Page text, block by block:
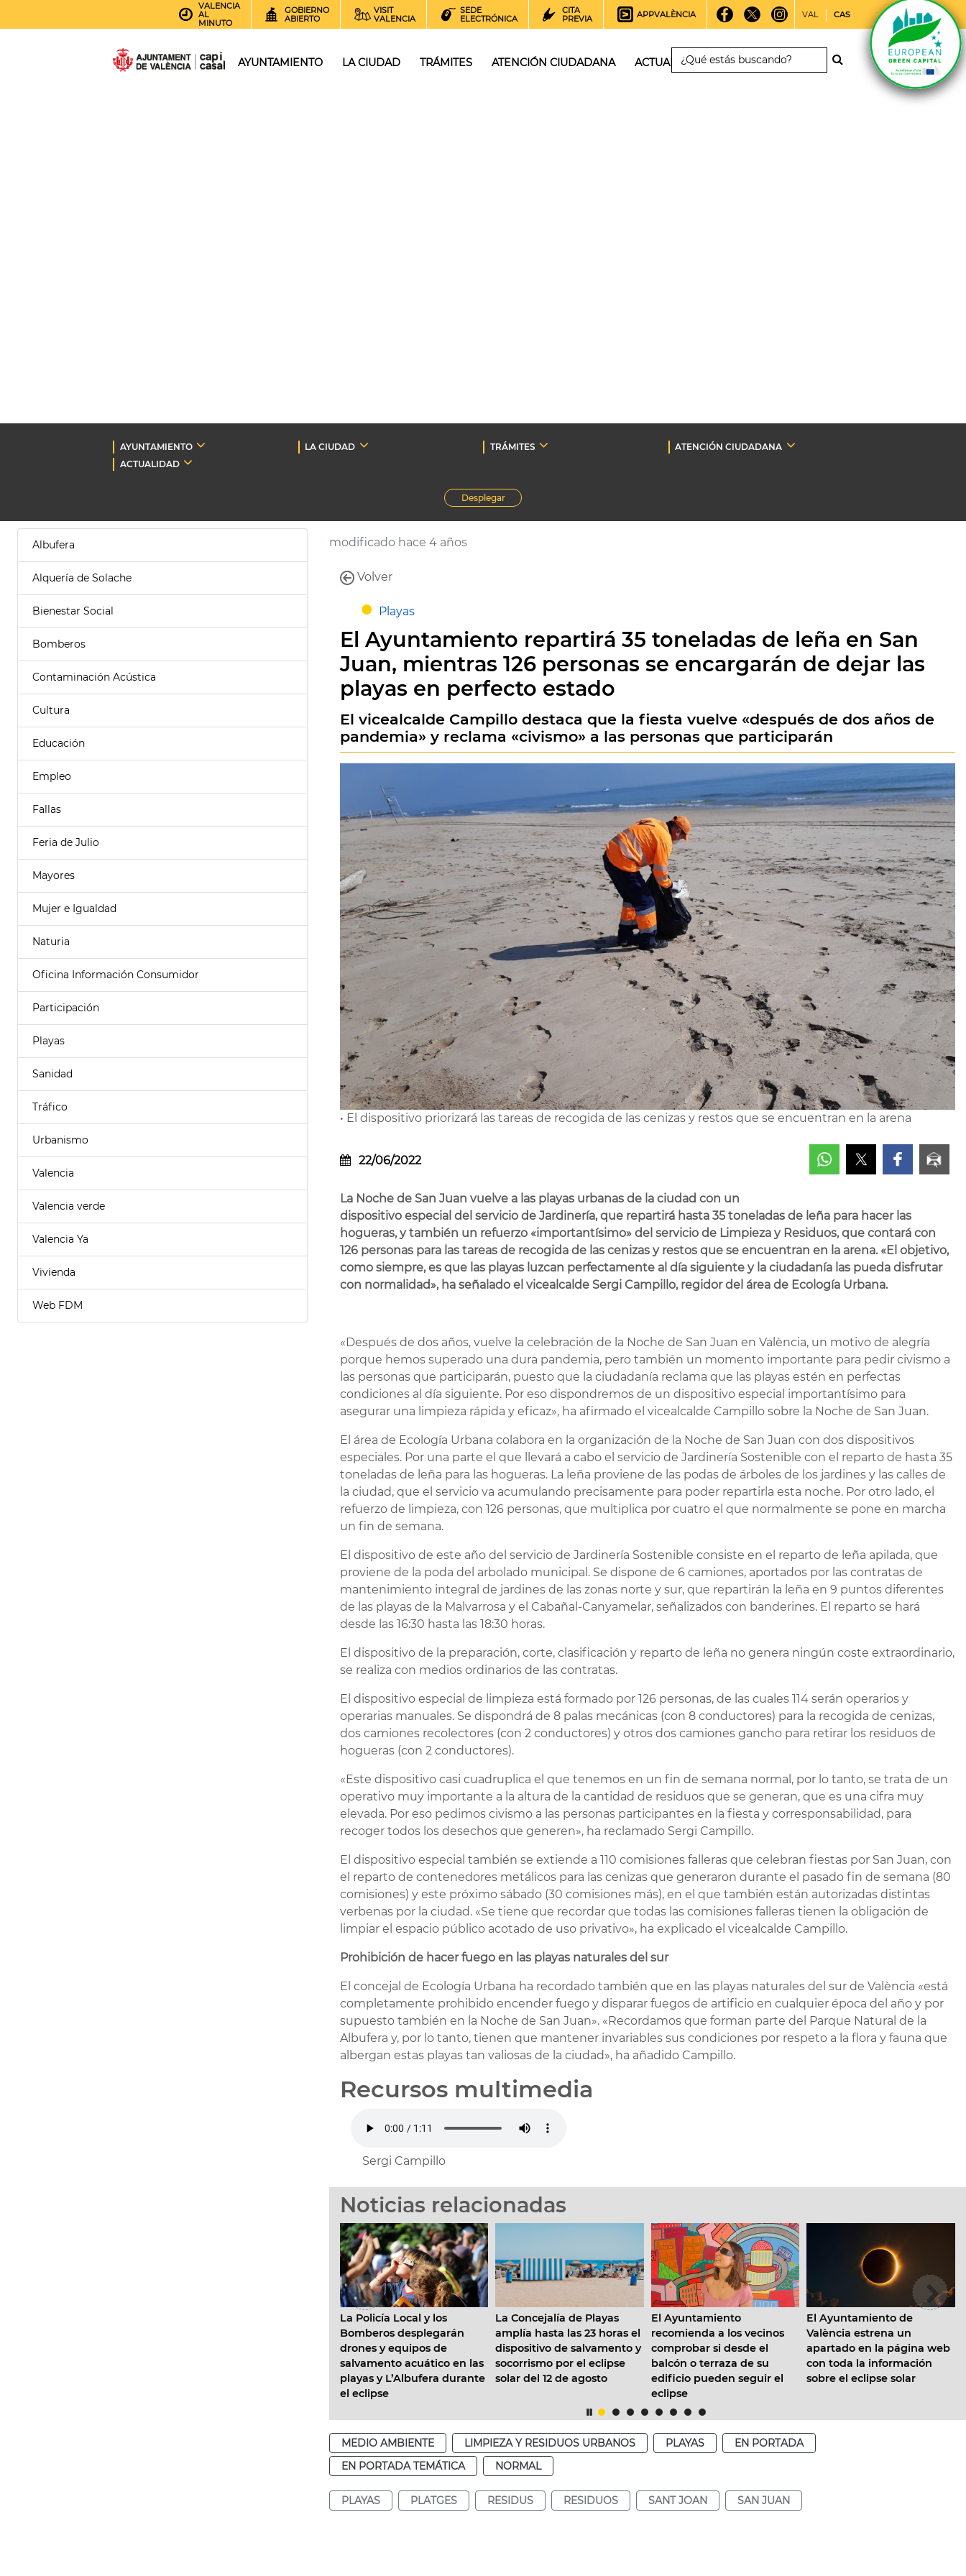
VALENCIA
AL
MINUTO
GOBIERNO
ABIERTO
VISIT
VALENCIA
SEDE
ELECTRÓNICA
CITA
PREVIA
APPVALÈNCIA VAL CAS
AYUNTAMIENTO LA CIUDAD TRÁMITES ATENCIÓN CIUDADANA ACTUALIDAD
AYUNTAMIENTO LA CIUDAD TRÁMITES
ATENCIÓN CIUDADANA
ACTUALIDAD
Desplegar
Albufera
Alquería de Solache
Bienestar Social
Bomberos
Contaminación Acústica
Cultura
Educación
Empleo
Fallas
Feria de Julio
Mayores
Mujer e Igualdad
Naturia
Oficina Información Consumidor
Participación
Playas
Sanidad
Tráfico
Urbanismo
Valencia
Valencia verde
Valencia Ya
Vivienda
Web FDM
modificado hace 4 años
Volver
Playas
El Ayuntamiento repartirá 35 toneladas de leña en San
Juan, mientras 126 personas se encargarán de dejar las
playas en perfecto estado
El vicealcalde Campillo destaca que la fiesta vuelve «después de dos años de
pandemia» y reclama «civismo» a las personas que participarán
• El dispositivo priorizará las tareas de recogida de las cenizas y restos que se encuentran en la arena
22/06/2022
La Noche de San Juan vuelve a las playas urbanas de la ciudad con un
dispositivo especial del servicio de Jardinería, que repartirá hasta 35 toneladas de leña para hacer las
hogueras, y también un refuerzo «importantísimo» del servicio de Limpieza y Residuos, que contará con
126 personas para las tareas de recogida de las cenizas y restos que se encuentran en la arena. «El objetivo,
como siempre, es que las playas luzcan perfectamente al día siguiente y la ciudadanía las pueda disfrutar
con normalidad», ha señalado el vicealcalde Sergi Campillo, regidor del área de Ecología Urbana.
«Después de dos años, vuelve la celebración de la Noche de San Juan en València, un motivo de alegría
porque hemos superado una dura pandemia, pero también un momento importante para pedir civismo a
las personas que participarán, puesto que la ciudadanía reclama que las playas estén en perfectas
condiciones al día siguiente. Por eso dispondremos de un dispositivo especial importantísimo para
asegurar una limpieza rápida y eficaz», ha afirmado el vicealcalde Campillo sobre la Noche de San Juan.
El área de Ecología Urbana colabora en la organización de la Noche de San Juan con dos dispositivos
especiales. Por una parte el que llevará a cabo el servicio de Jardinería Sostenible con el reparto de hasta 35
toneladas de leña para las hogueras. La leña proviene de las podas de árboles de los jardines y las calles de
la ciudad, que el servicio va acumulando precisamente para poder repartirla esta noche. Por otro lado, el
refuerzo de limpieza, con 126 personas, que multiplica por cuatro el que normalmente se pone en marcha
un fin de semana.
El dispositivo de este año del servicio de Jardinería Sostenible consiste en el reparto de leña apilada, que
proviene de la poda del arbolado municipal. Se dispone de 6 camiones, aportados por las contratas de
mantenimiento integral de jardines de las zonas norte y sur, que repartirán la leña en 9 puntos diferentes
de las playas de la Malvarrosa y el Cabañal-Canyamelar, señalizados con banderines. El reparto se hará
desde las 16:30 hasta las 18:30 horas.
El dispositivo de la preparación, corte, clasificación y reparto de leña no genera ningún coste extraordinario,
se realiza con medios ordinarios de las contratas.
El dispositivo especial de limpieza está formado por 126 personas, de las cuales 114 serán operarios y
operarias manuales. Se dispondrá de 8 palas mecánicas (con 8 conductores) para la recogida de cenizas,
dos camiones recolectores (con 2 conductores) y otros dos camiones gancho para retirar los residuos de
hogueras (con 2 conductores).
«Este dispositivo casi cuadruplica el que tenemos en un fin de semana normal, por lo tanto, se trata de un
operativo muy importante a la altura de la cantidad de residuos que se generan, que es una cifra muy
elevada. Por eso pedimos civismo a las personas participantes en la fiesta y corresponsabilidad, para
recoger todos los desechos que generen», ha reclamado Sergi Campillo.
El dispositivo especial también se extiende a 110 comisiones falleras que celebran fiestas por San Juan, con
el reparto de contenedores metálicos para las cenizas que generaron durante el pasado fin de semana (80
comisiones) y este próximo sábado (30 comisiones más), en el que también están autorizadas distintas
verbenas por la ciudad. «Se tiene que recordar que todas las comisiones falleras tienen la obligación de
limpiar el espacio público acotado de uso privativo», ha explicado el vicealcalde Campillo.
Prohibición de hacer fuego en las playas naturales del sur
El concejal de Ecología Urbana ha recordado también que en las playas naturales del sur de València «está
completamente prohibido encender fuego y disparar fuegos de artificio en cualquier época del año y por
supuesto también en la Noche de San Juan». «Recordamos que forman parte del Parque Natural de la
Albufera y, por lo tanto, tienen que mantener invariables sus condiciones por respeto a la flora y fauna que
albergan estas playas tan valiosas de la ciudad», ha añadido Campillo.
Recursos multimedia
Sergi Campillo
Noticias relacionadas
Bomberos desplegarán
salvamento acuático en las
playas y L’Albufera durante
La Concejalía de Playas
amplía hasta las 23 horas el
dispositivo de salvamento y
socorrismo por el eclipse
solar del 12 de agosto
El Ayuntamiento
recomienda a los vecinos
comprobar si desde el
balcón o terraza de su
edificio pueden seguir el
El Ayuntamiento de
València estrena un
apartado en la página web
con toda la información
sobre el eclipse solar
La playa de El
pone a prueba la
del dispositivo de
salvamento con un
simulacro de rescate
MEDIO AMBIENTE LIMPIEZA Y RESIDUOS URBANOS PLAYAS
EN PORTADA
EN PORTADA TEMÁTICA
NORMAL
PLAYAS PLATGES RESIDUS RESIDUOS SANT JOAN SAN JUAN